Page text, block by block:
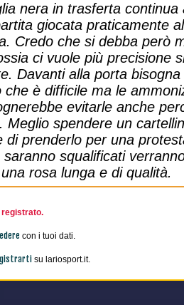
nera in trasferta
giocata praticamente
Credo che si debba però
ci vuole più precisione
Davanti alla porta
che è difficile ma le
evitarle anche
Meglio spendere un
di prenderlo per una
squalificati
rosa lunga e di qualità.
registrato.
con i tuoi dati.
su lariosport.it.